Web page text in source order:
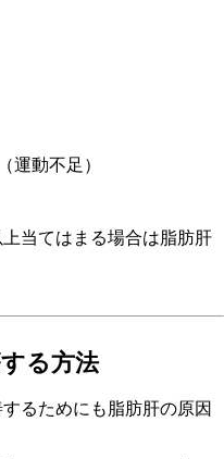
動不足）
当てはまる場合は脂肪肝
る方法
るためにも脂肪肝の原因